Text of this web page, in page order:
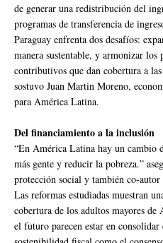
de generar una redistribución del
programas de transferencia de
Paraguay enfrenta dos desafíos:
manera sustentable, y armonizar
contributivos que dan cobertura a las
sostuvo Juan Martin Moreno,
para América Latina.
Del financiamiento a la inclusión
“En América Latina hay un cambio
más gente y reducir la pobreza.”
protección social y también co-autor
Las reformas estudiadas muestran
cobertura de los adultos mayores
el futuro parecen estar en consolidar